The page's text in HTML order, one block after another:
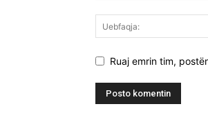
Ruaj emrin tim,